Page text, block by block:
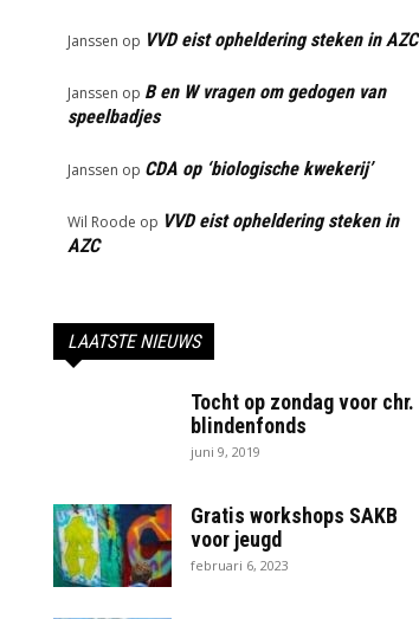
Janssen op VVD eist opheldering steken in AZC
Janssen op B en W vragen om gedogen van
speelbadjes
Janssen op CDA op ‘biologische kwekerij’
Wil Roode op VVD eist opheldering steken in
AZC
LAATSTE NIEUWS
Tocht op zondag voor chr.
blindenfonds
juni 9, 2019
Gratis workshops SAKB
voor jeugd
februari 6, 2023